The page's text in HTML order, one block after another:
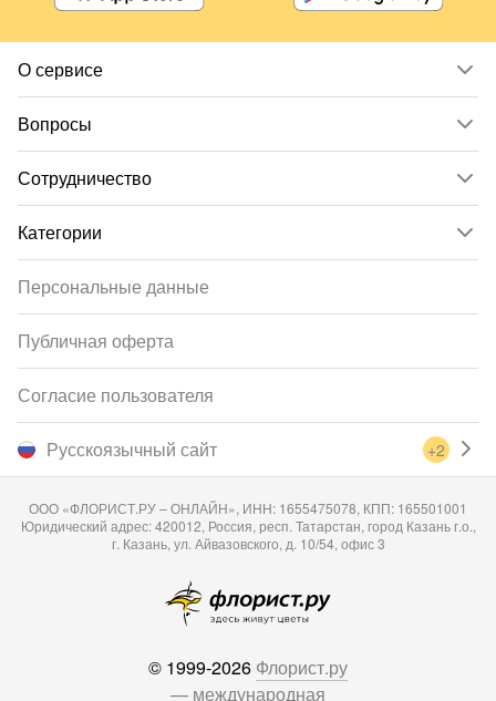
О сервисе
Вопросы
Сотрудничество
Категории
Русскоязычный сайт +2
Персональные данные
Публичная оферта
Согласие пользователя
ООО «ФЛОРИСТ.РУ – ОНЛАЙН», ИНН: 1655475078, КПП: 165501001
Юридический адрес: 420012, Россия, респ. Татарстан, город Казань г.о.,
г. Казань, ул. Айвазовского, д. 10/54, офис 3
© 1999-2026 Флорист.ру
— международная